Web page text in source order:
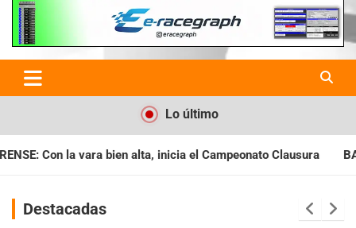
Electrónica del Karting en
Argentina
Lo último
el Campeonato Clausura BARILOCHENSE: Preparan una
Destacadas